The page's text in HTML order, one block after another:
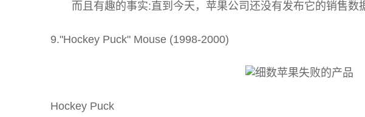
而且有趣的事实:直到今天，苹果公司还没有发布它的销售数
9."Hockey Puck" Mouse (1998-2000)
Hockey Puck